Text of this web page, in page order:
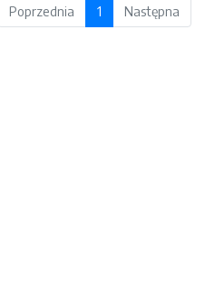
Poprzednia 1 Następna